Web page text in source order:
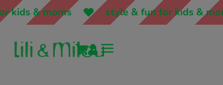
style & fun for kids & moms
a